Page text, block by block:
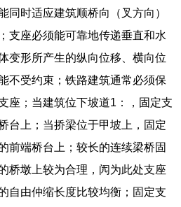
同时适应建筑顺桥向（叉方向）
支座必须能可靠地传递垂直和水
变形所产生的纵向位移、横向位
不受约束；铁路建筑通常必须保
座；当建筑位下坡道1：，固定支
台上；当挢梁位于甲坡上，固定
前端桥台上；较长的连续梁桥固
桥墩上较为合理，闶为此处支座
自由仲缩长度比较均衡；固定支